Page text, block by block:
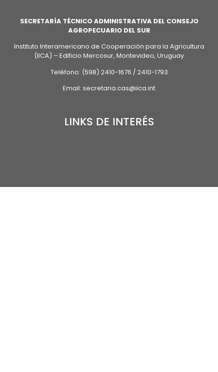
SECRETARÍA TÉCNICO ADMINISTRATIVA DEL CONSEJO
AGROPECUARIO DEL SUR
Instituto Interamericano de Cooperación para la Agricultura
(IICA) – Edificio Mercosur, Montevideo, Uruguay
Teléfono: (598) 2410-1676 / 2410-1793
Email: secretaria.cas@iica.int
LINKS DE INTERÉS